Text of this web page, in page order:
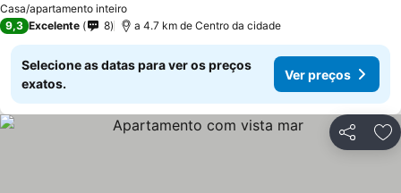
Casa/apartamento inteiro
9,3 Excelente 8 a 4.7 km de Centro da cidade
Selecione as datas para ver os preços
exatos.
Ver preços
Partilhar